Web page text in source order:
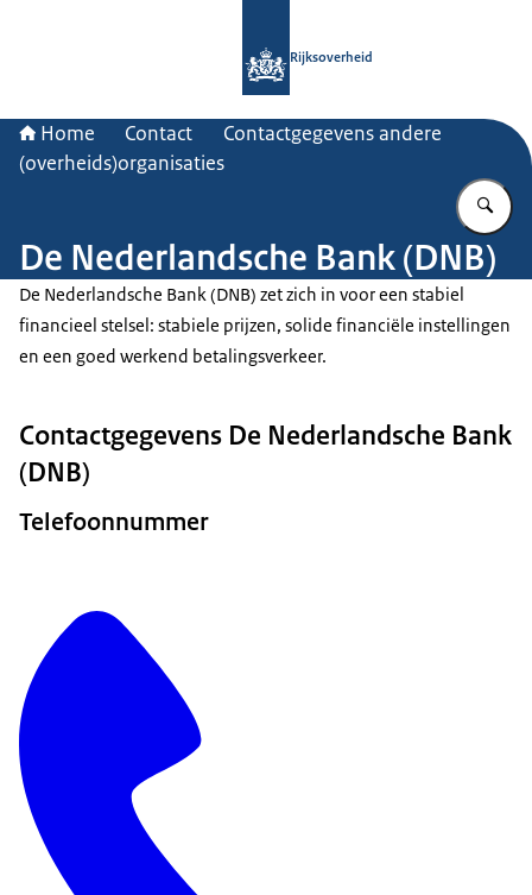
Rijksoverheid
Home Contact
Contactgegevens andere
(overheids)organisaties
De Nederlandsche Bank (DNB)
De Nederlandsche Bank (DNB) zet zich in voor een stabiel
financieel stelsel: stabiele prijzen, solide financiële instellingen
en een goed werkend betalingsverkeer.
Contactgegevens De Nederlandsche Bank
(DNB)
Telefoonnummer